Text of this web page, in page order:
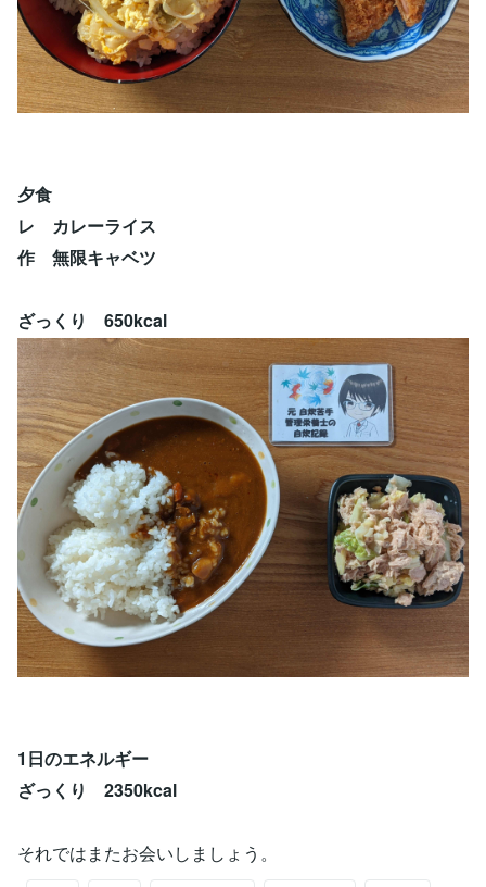
夕食
レ カレーライス
作 無限キャベツ
ざっくり 650kcal
1日のエネルギー
ざっくり 2350kcal
それではまたお会いしましょう。